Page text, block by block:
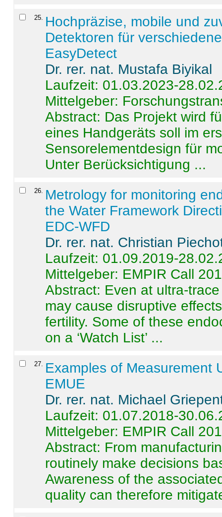
25. Hochpräzise, mobile und
Detektoren für
EasyDetect
Dr. rer. nat. Mustafa Biyikal
Laufzeit: 01.03.2023-
Mittelgeber:
Abstract: Das Projekt wird
eines Handgeräts soll im
Sensorelementdesign für
Unter Berücksichtigung ...
26. Metrology for monitoring
the Water Framework
EDC-WFD
Dr. rer. nat. Christian
Laufzeit: 01.09.2019-
Mittelgeber: EMPIR Call
Abstract: Even at ultra-
may cause disruptive
fertility. Some of these
on a ‘Watch List’ ...
27. Examples of Measurement
EMUE
Dr. rer. nat. Michael
Laufzeit: 01.07.2018-
Mittelgeber: EMPIR Call
Abstract: From
routinely make decisions
Awareness of the
quality can therefore